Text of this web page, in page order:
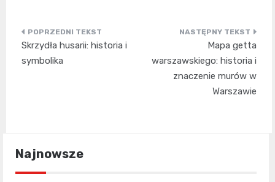
Nawigacja
wpisu
Skrzydła husarii: historia i
symbolika
Mapa getta
warszawskiego: historia i
znaczenie murów w
Warszawie
Najnowsze